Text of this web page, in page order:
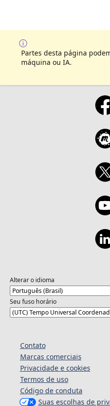
Partes desta página
máquina ou IA.
Alterar o idioma
Seu fuso horário
Contato
Marcas comerciais
Privacidade e cookies
Termos de uso
Código de conduta
Suas escolhas de